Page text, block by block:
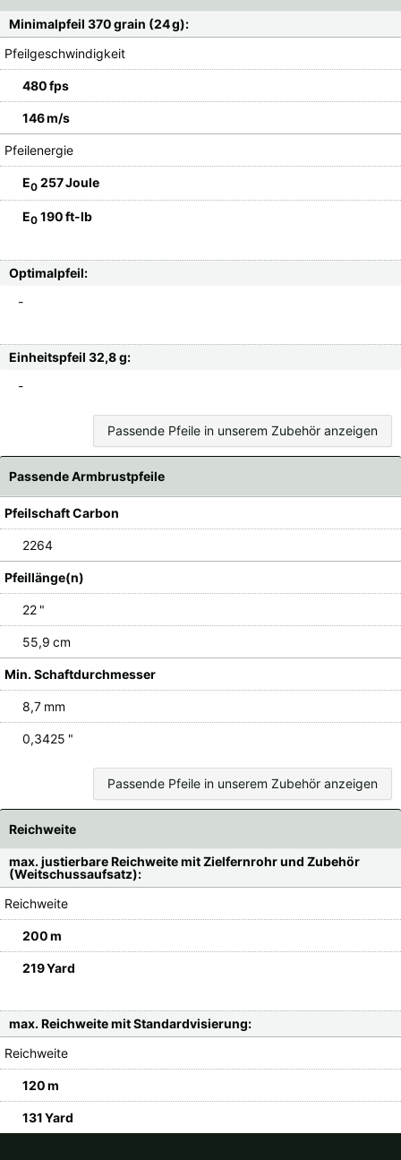
Minimalpfeil 370 grain (24 g):
Pfeilgeschwindigkeit
480 fps
146 m/s
Pfeilenergie
E0 257 Joule
E0 190 ft-lb
Optimalpfeil:
-
Einheitspfeil 32,8 g:
-
Passende Pfeile in unserem Zubehör anzeigen
Passende Armbrustpfeile
Pfeilschaft Carbon
2264
Pfeillänge(n)
22 "
55,9 cm
Min. Schaftdurchmesser
8,7 mm
0,3425 "
Passende Pfeile in unserem Zubehör anzeigen
Reichweite
max. justierbare Reichweite mit Zielfernrohr und Zubehör
(Weitschussaufsatz):
Reichweite
200 m
219 Yard
max. Reichweite mit Standardvisierung:
Reichweite
120 m
131 Yard